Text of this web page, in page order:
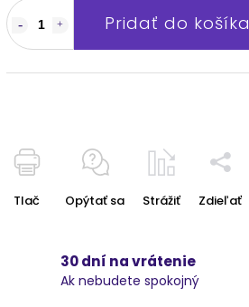
Pridať do košíka
Tlač Opýtať sa Strážiť Zdieľať
30 dní na vrátenie
Ak nebudete spokojný